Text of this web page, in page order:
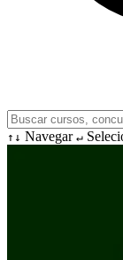
↑↓ Navegar ↵